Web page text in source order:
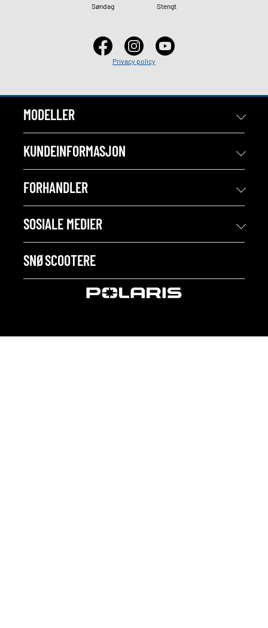
Søndag
Stengt
Privacy policy
MODELLER
KUNDEINFORMASJON
FORHANDLER
SOSIALE MEDIER
SNØSCOOTERE